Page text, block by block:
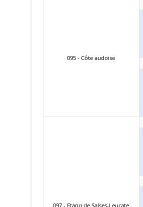
095 - Côte audoise
097 - Etang de Salses-Leucate